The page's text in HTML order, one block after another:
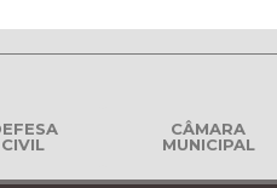
CIVIL
CÂMARA
MUNICIPAL